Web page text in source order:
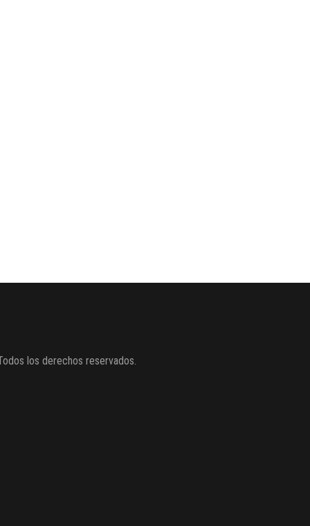
los derechos reservados.